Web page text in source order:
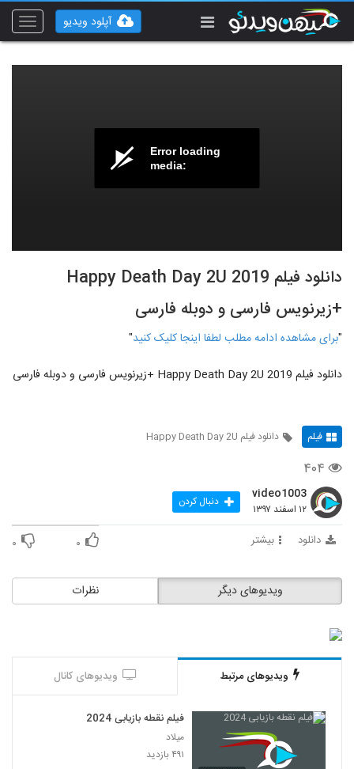
Toggle
آپلود ویدیو
Error loading
media:
دانلود فیلم Happy Death Day 2U 2019
+زیرنویس فارسی و دوبله فارسی
"برای مشاهده ادامه مطلب لطفا اینجا کلیک کنید"
دانلود فیلم Happy Death Day 2U 2019 +زیرنویس فارسی و دوبله فارسی
فیلم دانلود فیلم Happy Death Day 2U
۴۰۴
video1003
۱۲ اسفند ۱۳۹۷ دنبال کردن
دانلود بیشتر ۰ ۰
نظرات ویدیوهای دیگر
ویدیوهای مرتبط ویدیوهای کانال
فیلم نقطه بازیابی 2024
میلاد
۴۹۱ بازدید